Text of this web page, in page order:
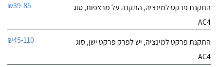
התקנת פרקט למינציה, התקנה על מרצפות, סוג
AC4
₪39-85
התקנת פרקט למינציה, יש לפרק פרקט ישן, סוג
AC4
₪45-110